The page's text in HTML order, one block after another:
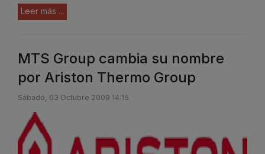
Leer más ...
MTS Group cambia su nombre
por Ariston Thermo Group
Sábado, 03 Octubre 2009 14:15